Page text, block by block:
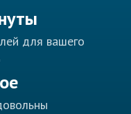
для вашего